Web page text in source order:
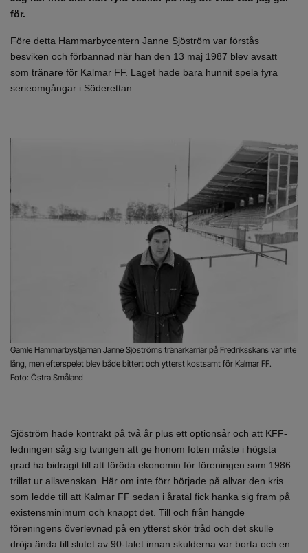
för.
Före detta Hammarbycentern Janne Sjöström var förstås
besviken och förbannad när han den 13 maj 1987 blev avsatt
som tränare för Kalmar FF. Laget hade bara hunnit spela fyra
serieomgångar i Söderettan.
Gamle Hammarbystjärnan Janne Sjöströms tränarkarriär på Fredriksskans var inte
lång, men efterspelet blev både bittert och ytterst kostsamt för Kalmar FF.
Foto: Östra Småland
Sjöström hade kontrakt på två år plus ett optionsår och att KFF-
ledningen såg sig tvungen att ge honom foten måste i högsta
grad ha bidragit till att föröda ekonomin för föreningen som 1986
trillat ur allsvenskan. Här om inte förr började på allvar den kris
som ledde till att Kalmar FF sedan i åratal fick hanka sig fram på
existensminimum och knappt det. Till och från hängde
föreningens överlevnad på en ytterst skör tråd och det skulle
dröja ända till slutet av 90-talet innan skulderna var borta och en